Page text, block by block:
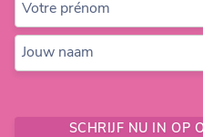
Votre prénom
Jouw naam
SCHRIJF NU IN OP